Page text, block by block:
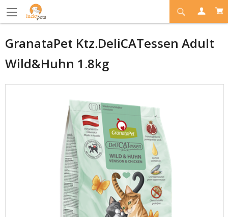
GranataPet Ktz.DeliCATessen Adult
Wild&Huhn 1.8kg